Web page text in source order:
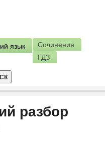
язык
Сочинения
ГДЗ
разбор